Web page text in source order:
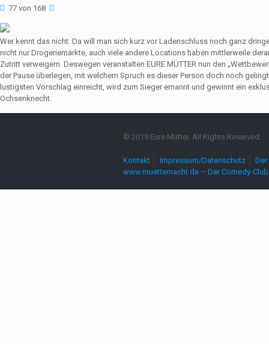
77 von 168
Wer kennt das nicht: Da will man sich kurz vor Ladenschluss noch ganz
nicht nur Drogeriemärkte, auch viele andere Locations haben mittlerweile
Zutritt verweigern. Deswegen veranstalten EURE MÜTTER nun den
der Pause überlegen, mit welchem Spruch es dieser Person doch noch
lustigsten Vorschlag einreicht, wird zum Sieger ernannt und gewinnt ein
Ochsenknecht.
© 2019 Eure Mütter. All Rights Reserved.
Kontakt Impressum/Datenschutz
www.muetternacht.de – Der Comedy-Club